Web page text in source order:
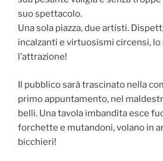
suo spettacolo.
Una sola piazza, due artisti.
incalzanti e virtuosismi circensi, lo
l’attrazione!
Il pubblico sarà trascinato nella
primo appuntamento, nel
belli. Una tavola imbandita esce
forchette e mutandoni, volano in
bicchieri!